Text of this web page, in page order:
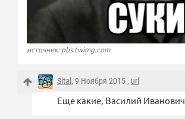
источник: pbs.twimg.com
Sital , 9 Ноября 2015 , url
Еще какие, Василий Иванович.